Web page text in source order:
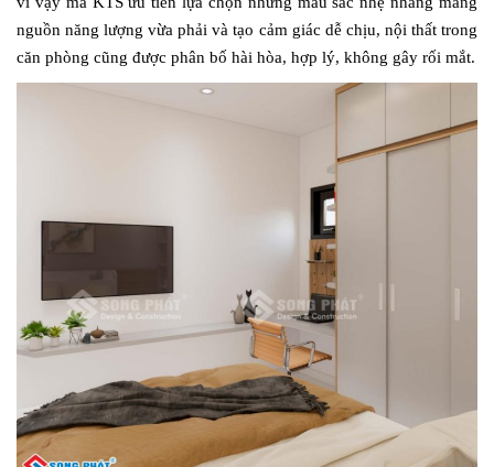
nguồn năng lượng vừa phải và tạo cảm giác dễ chịu, nội thất trong
căn phòng cũng được phân bố hài hòa, hợp lý, không gây rối mắt.